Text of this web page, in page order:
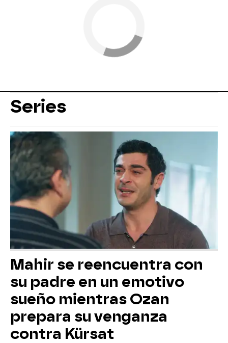
Series
Mahir se reencuentra con
su padre en un emotivo
sueño mientras Ozan
prepara su venganza
contra Kürsat